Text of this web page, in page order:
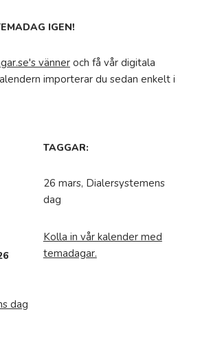
IGEN!
vänner och få vår digitala
importerar du sedan enkelt i
TAGGAR:
26 mars, Dialersystemens
dag
dag
Kolla in vår kalender med
temadagar.